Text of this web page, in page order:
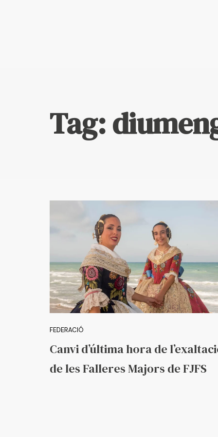
Tag:
FEDERACIÓ
Canvi d’última hora de
de les Falleres Majors de FJFS